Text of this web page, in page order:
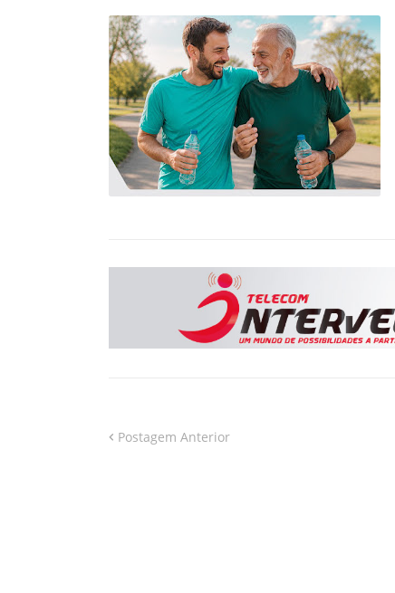
Postagem Anterior